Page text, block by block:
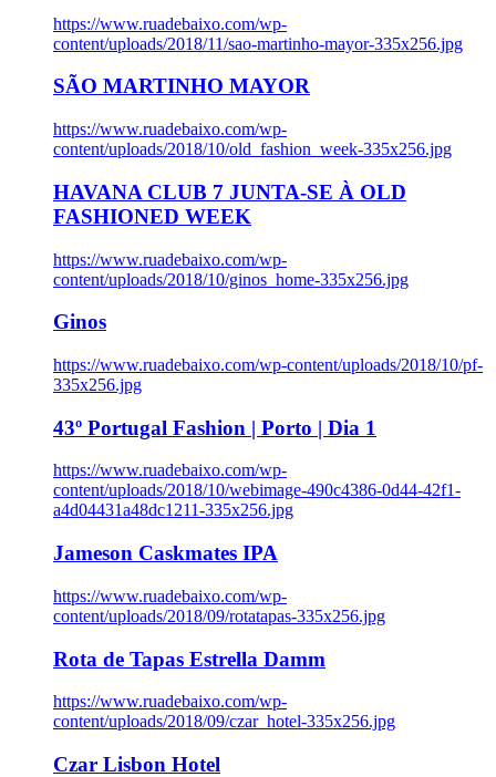
https://www.ruadebaixo.com/wp-
content/uploads/2018/11/sao-martinho-mayor-335x256.jpg
SÃO MARTINHO MAYOR
https://www.ruadebaixo.com/wp-
content/uploads/2018/10/old_fashion_week-335x256.jpg
HAVANA CLUB 7 JUNTA-SE À OLD
FASHIONED WEEK
https://www.ruadebaixo.com/wp-
content/uploads/2018/10/ginos_home-335x256.jpg
Ginos
https://www.ruadebaixo.com/wp-content/uploads/2018/10/pf-
335x256.jpg
43º Portugal Fashion | Porto | Dia 1
https://www.ruadebaixo.com/wp-
content/uploads/2018/10/webimage-490c4386-0d44-42f1-
a4d04431a48dc1211-335x256.jpg
Jameson Caskmates IPA
https://www.ruadebaixo.com/wp-
content/uploads/2018/09/rotatapas-335x256.jpg
Rota de Tapas Estrella Damm
https://www.ruadebaixo.com/wp-
content/uploads/2018/09/czar_hotel-335x256.jpg
Czar Lisbon Hotel